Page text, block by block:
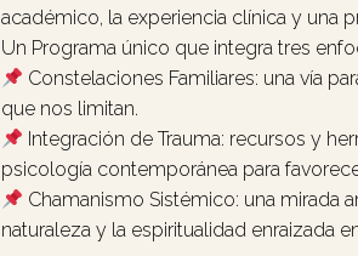
académico, la experiencia clínica y una
Un Programa único que integra tres
Constelaciones Familiares: una vía
que nos limitan.
Integración de Trauma: recursos y
psicología contemporánea para
Chamanismo Sistémico: una mirada
naturaleza y la espiritualidad enraizada